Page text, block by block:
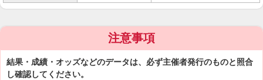
注意事項
結果・成績・オッズなどのデータは、必ず主催者発行のものと照合
し確認してください。